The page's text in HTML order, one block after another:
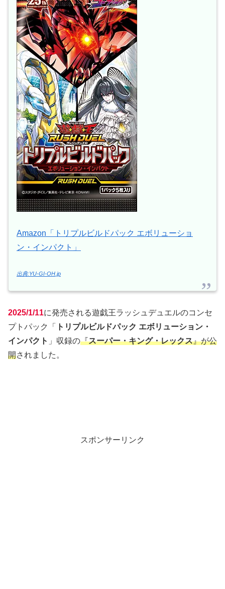
Amazon「トリプルビルドパック エボリューショ
ン・インパクト」
出典:YU-GI-OH.jp
2025/1/11に発売される遊戯王ラッシュデュエルのコンセ
プトパック「
トリプルビルドパック エボリューション・
インパクト 」収録の『スーパー・キング・レックス』が公
開されました。
スポンサーリンク